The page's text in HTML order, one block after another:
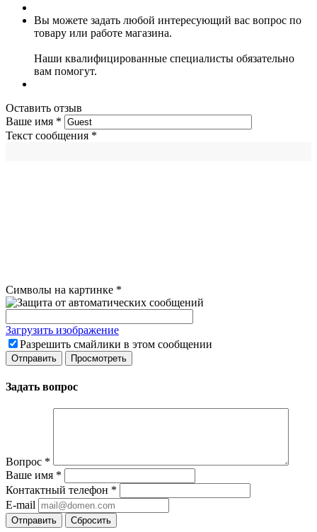
Вы можете задать любой интересующий вас вопрос по
товару или работе магазина.
Наши квалифицированные специалисты обязательно
вам помогут.
Оставить отзыв
Ваше имя *
Текст сообщения *
Символы на картинке *
Загрузить изображение
Разрешить смайлики в этом сообщении
Задать вопрос
Вопрос *
Ваше имя *
Контактный телефон *
E-mail
Сбросить